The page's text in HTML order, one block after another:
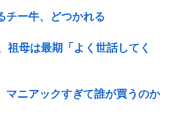
がきもすぎる。
チー牛、どつかれる
祖母は最期「よく世話してく
マニアックすぎて誰が買うのか